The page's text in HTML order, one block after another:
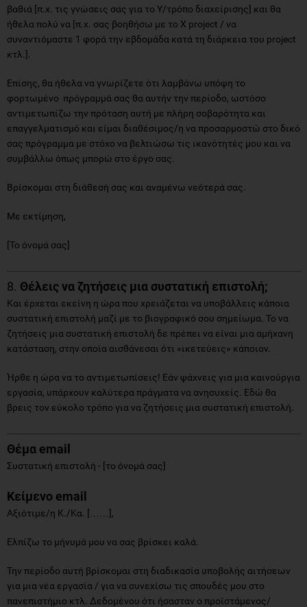
βαθιά [π.χ. τις γνώσεις σας για το Υ/τρόπο διαχείρισης] και θα
ήθελα πολύ να [π.χ. σας βοηθήσω με το Χ project / να
συναντιόμαστε 1 φορά την εβδομάδα κατά τη διάρκεια του project
κτλ.].
Επίσης, θα ήθελα να γνωρίζετε ότι λαμβάνω υπόψη το
φορτωμένο πρόγραμμά σας θα αυτήν την περίοδο, ωστόσο
αντιμετωπίζω την πρόταση αυτή με πλήρη σοβαρότητα και
επαγγελματισμό και είμαι διαθέσιμος/η να προσαρμοστώ στο δικό
σας πρόγραμμα με στόχο να βελτιώσω τις ικανότητές μου και να
συμβάλλω όπως μπορώ στο έργο σας.
Βρίσκομαι στη διάθεσή σας και αναμένω νεότερά σας.
Με εκτίμηση,
[Το όνομά σας]
8. Θέλεις να ζητήσεις μια συστατική επιστολή;
Και έρχεται εκείνη η ώρα που χρειάζεται να υποβάλλεις κάποια
συστατική επιστολή μαζί με το βιογραφικό σου σημείωμα. Το να
ζητήσεις μια συστατική επιστολή δε πρέπει να είναι μια αμήχανη
κατάσταση, στην οποία αισθάνεσαι ότι «ικετεύεις» κάποιον.
Ήρθε η ώρα να το αντιμετωπίσεις! Εάν ψάχνεις για μια καινούργια
εργασία, υπάρχουν καλύτερα πράγματα να ανησυχείς. Εδώ θα
βρεις τον εύκολο τρόπο για να ζητήσεις μια συστατική επιστολή.
Θέμα email
Συστατική επιστολή - [το όνομά σας]
Κείμενο email
Αξιότιμε/η Κ./Κα. [……],
Ελπίζω το μήνυμά μου να σας βρίσκει καλά.
Την περίοδο αυτή βρίσκομαι στη διαδικασία υποβολής αιτήσεων
για μια νέα εργασία / για να συνεχίσω τις σπουδές μου στο
πανεπιστήμιο κτλ. Δεδομένου ότι ήσασταν ο προϊστάμενος/